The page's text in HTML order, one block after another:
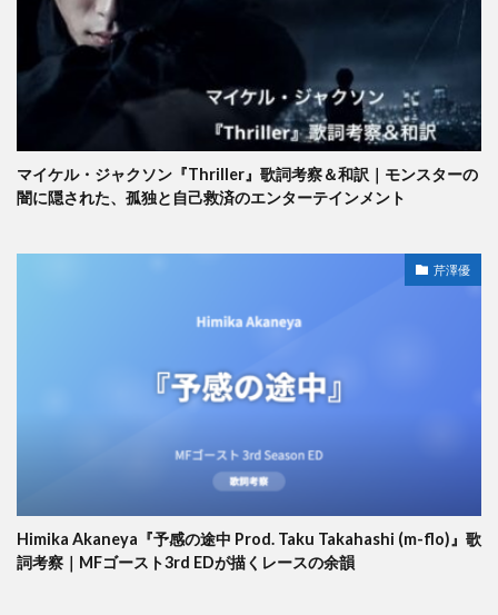
マイケル・ジャクソン『Thriller』歌詞考察＆和訳｜モンスターの
闇に隠された、孤独と自己救済のエンターテインメント
芹澤優
Himika Akaneya『予感の途中 Prod. Taku Takahashi (m-flo)』歌
詞考察｜MFゴースト3rd EDが描くレースの余韻